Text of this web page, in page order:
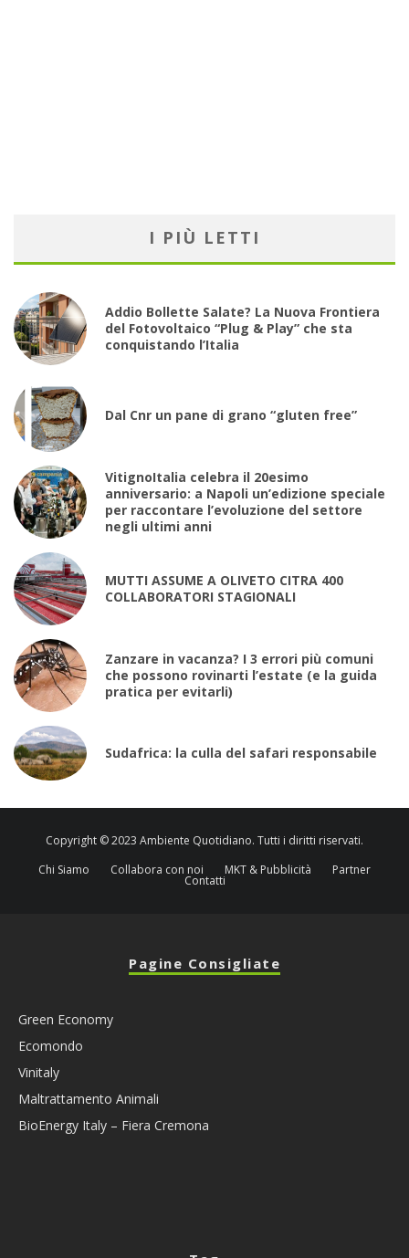
I PIÙ LETTI
Addio Bollette Salate? La Nuova Frontiera
del Fotovoltaico “Plug & Play” che sta
conquistando l’Italia
Dal Cnr un pane di grano “gluten free”
VitignoItalia celebra il 20esimo
anniversario: a Napoli un’edizione speciale
per raccontare l’evoluzione del settore
negli ultimi anni
MUTTI ASSUME A OLIVETO CITRA 400
COLLABORATORI STAGIONALI
Zanzare in vacanza? I 3 errori più comuni
che possono rovinarti l’estate (e la guida
pratica per evitarli)
Sudafrica: la culla del safari responsabile
Copyright © 2023 Ambiente Quotidiano. Tutti i diritti riservati.
Chi Siamo
Collabora con noi MKT & Pubblicità Partner
Contatti
Pagine Consigliate
Green Economy
Ecomondo
Vinitaly
Maltrattamento Animali
BioEnergy Italy – Fiera Cremona